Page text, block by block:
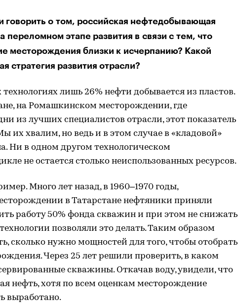
о том, российская нефтедобывающая
переломном этапе развития в связи с тем, что
месторождения близки к исчерпанию? Какой
стратегия развития отрасли?
лишь 26% нефти добывается из пластов.
на Ромашкинском месторождении, где
из лучших специалистов отрасли, этот показатель
их хвалим, но ведь и в этом случае в «кладовой»
Ни в одном другом технологическом
не остается столько неиспользованных ресурсов.
Много лет назад, в 1960–1970 годы,
в Татарстане нефтяники приняли
работу 50% фонда скважин и при этом не снижать
позволяли это делать. Таким образом
сколько нужно мощностей для того, чтобы отобрать
Через 25 лет решили проверить, в каком
скважины. Откачав воду, увидели, что
нефть, хотя по всем оценкам месторождение
выработано.